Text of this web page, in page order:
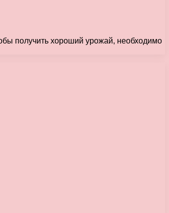
получить хороший урожай, необходимо